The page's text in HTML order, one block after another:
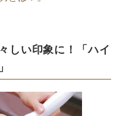
しい印象に！「ハイ